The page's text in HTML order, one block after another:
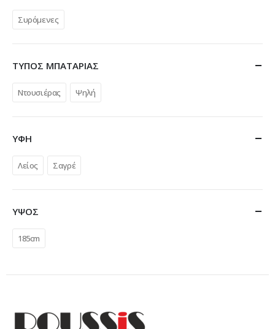
Συρόμενες
ΤΥΠΟΣ ΜΠΑΤΑΡΙΑΣ
Ντουσιέρας Ψηλή
ΥΦΗ
Λείος Σαγρέ
ΥΨΟΣ
185cm